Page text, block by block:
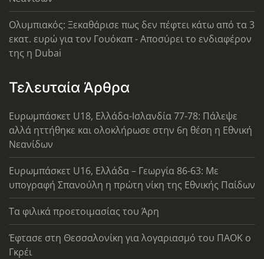
Ολυμπιακός: Ξεκαθάρισε πως δεν πέφτει κάτω από τα 3
εκατ. ευρώ για τον Γουόκαπ - Αποσύρει το ενδιαφέρον
της η Dubai
Τελευταία Άρθρα
Ευρωμπάσκετ U18, Ελλάδα-Ισλανδία 77-78: Πάλεψε
αλλά ηττήθηκε και ολοκλήρωσε στην 6η θέση η Εθνική
Νεανίδων
Ευρωμπάσκετ U16, Ελλάδα – Γεωργία 86-63: Με
υπογραφή Σπανούλη η πρώτη νίκη της Εθνικής Παίδων
Τα φιλικά προετοιμασίας του Άρη
Έφτασε στη Θεσσαλονίκη για λογαριασμό του ΠΑΟΚ ο
Γκρέι